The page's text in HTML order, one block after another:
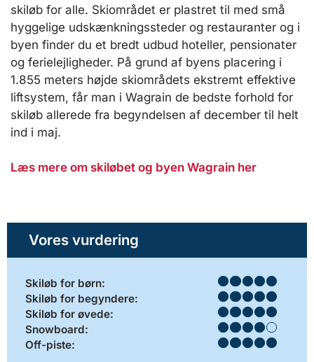
skiløb for alle. Skiområdet er plastret til med små
hyggelige udskænkningssteder og restauranter og i
byen finder du et bredt udbud hoteller, pensionater
og ferielejligheder. På grund af byens placering i
1.855 meters højde skiområdets ekstremt effektive
liftsystem, får man i Wagrain de bedste forhold for
skiløb allerede fra begyndelsen af december til helt
ind i maj.
Læs mere om skiløbet og byen Wagrain her
Vores vurdering
Skiløb for børn:
Skiløb for begyndere:
Skiløb for øvede:
Snowboard:
Off-piste: